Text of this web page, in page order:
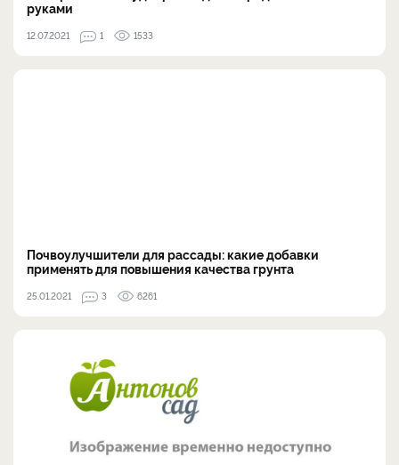
руками
12.07.2021 1 1533
Почвоулучшители для рассады: какие добавки
применять для повышения качества грунта
25.01.2021 3 6261